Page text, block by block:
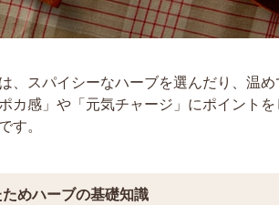
、スパイシーなハーブを選んだり、温
カ感」や「元気チャージ」にポイント
す。
めハーブの基礎知識